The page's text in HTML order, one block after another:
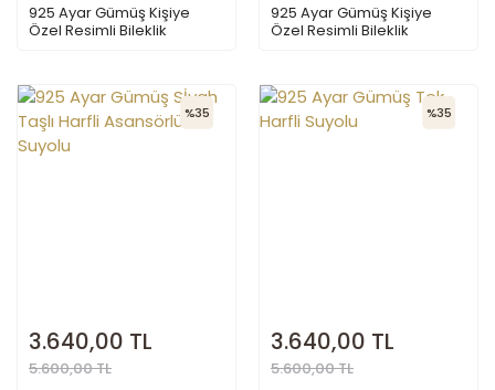
925 Ayar Gümüş Kişiye
Özel Resimli Bileklik
925 Ayar Gümüş Kişiye
Özel Resimli Bileklik
%35
3.640,00 TL
5.600,00 TL
%35
3.640,00 TL
5.600,00 TL